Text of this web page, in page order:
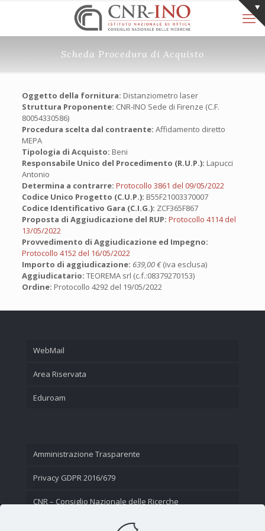
Scheda Procedura di Acquisto
Oggetto della fornitura: Distanziometro laser
Struttura Proponente: CNR-INO Sede di Firenze (C.F.
80054330586)
Procedura scelta dal contraente: Affidamento diretto
MEPA
Tipologia di Acquisto: Beni
Responsabile Unico del Procedimento (R.U.P.): Lapucci
Antonio
Determina a contrarre: Protocollo 3861 del 09/05/2022
Codice Unico Progetto (C.U.P.): B55F21003370007
Codice Identificativo Gara (C.I.G.): ZCF365F867
Proposta di Aggiudicazione del RUP: Protocollo 4114 del
13/05/2022
Provvedimento di Aggiudicazione ed Impegno:
Protocollo 4152 del 16/05/2022
Importo di aggiudicazione: 639,00 €(iva esclusa)
Aggiudicatario: TEOREMA srl (c.f.:08379270153)
Ordine: Protocollo 4292 del 19/05/2022
WebMail
Area Riservata
Eduroam
Amministrazione Trasparente
Privacy GDPR 2016/679
CNR – Consiglio Nazionale delle Ricerche